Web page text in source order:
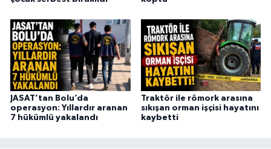
JASAT’tan Bolu’da
operasyon: Yıllardır aranan
7 hükümlü yakalandı
Traktör ile römork arasına
sıkışan orman işçisi hayatını
kaybetti